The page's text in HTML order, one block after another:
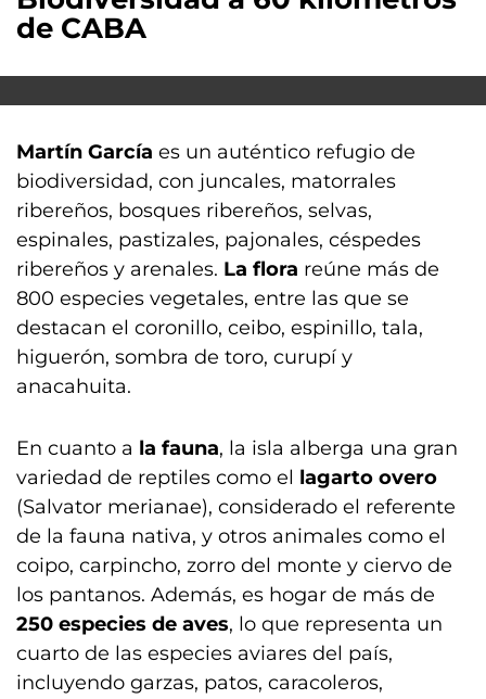
de CABA
Martín García es un auténtico refugio de
biodiversidad, con juncales, matorrales
ribereños, bosques ribereños, selvas,
espinales, pastizales, pajonales, céspedes
ribereños y arenales. La flora reúne más de
800 especies vegetales, entre las que se
destacan el coronillo, ceibo, espinillo, tala,
higuerón, sombra de toro, curupí y
anacahuita.
En cuanto a la fauna, la isla alberga una gran
variedad de reptiles como el lagarto overo
(Salvator merianae), considerado el referente
de la fauna nativa, y otros animales como el
coipo, carpincho, zorro del monte y ciervo de
los pantanos. Además, es hogar de más de
250 especies de aves, lo que representa un
cuarto de las especies aviares del país,
incluyendo garzas, patos, caracoleros,